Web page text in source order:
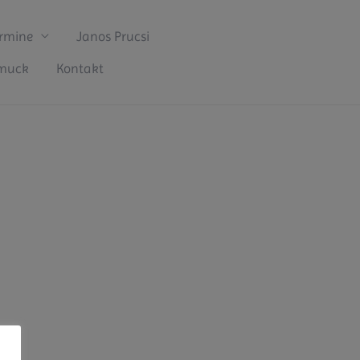
Janos Prucsi
Kontakt